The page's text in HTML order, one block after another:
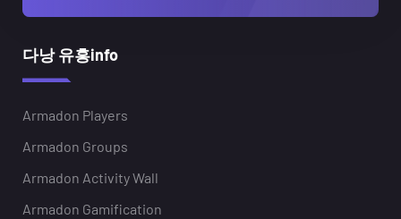
다낭 유흥info
Armadon Players
Armadon Groups
Armadon Activity Wall
Armadon Gamification